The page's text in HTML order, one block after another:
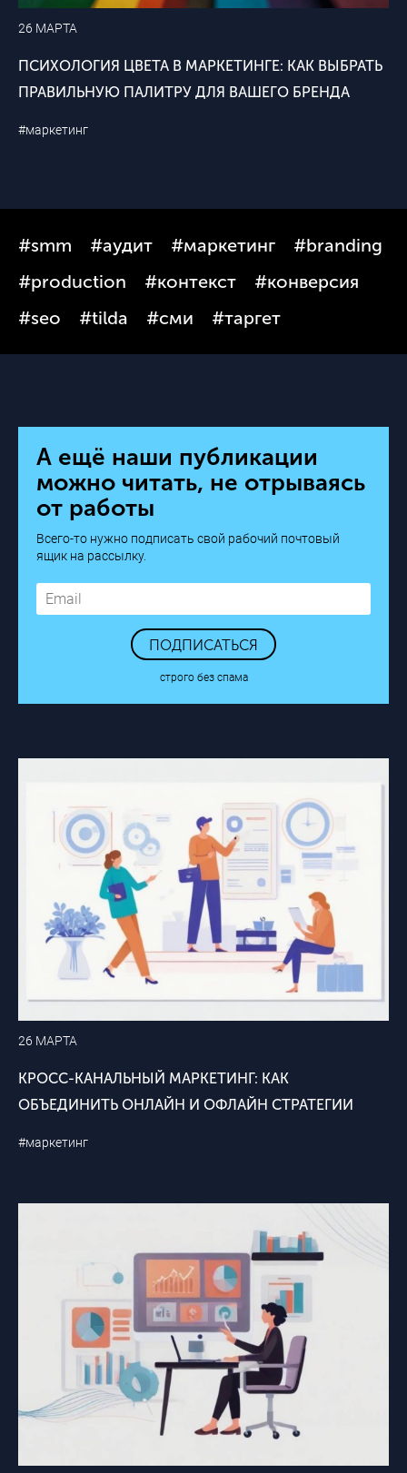
26 МАРТА
ПСИХОЛОГИЯ ЦВЕТА В МАРКЕТИНГЕ: КАК ВЫБРАТЬ
ПРАВИЛЬНУЮ ПАЛИТРУ ДЛЯ ВАШЕГО БРЕНДА
#маркетинг
#smm #аудит #маркетинг
#branding
#production
#контекст
#конверсия
#seo
#tilda #сми #таргет
А ещё наши публикации
можно читать, не отрываясь
от работы
Всего-то нужно подписать свой рабочий почтовый
ящик на рассылку.
ПОДПИСАТЬСЯ
строго без спама
26 МАРТА
КРОСС-КАНАЛЬНЫЙ МАРКЕТИНГ: КАК
ОБЪЕДИНИТЬ ОНЛАЙН И ОФЛАЙН СТРАТЕГИИ
#маркетинг